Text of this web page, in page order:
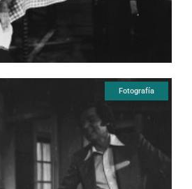
Fotografía